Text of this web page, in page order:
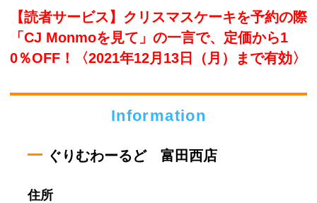
【読者サービス】クリスマスケーキを予約の際
「CJ Monmoを見て」の一言で、定価から1
0％OFF！〈2021年12月13日（月）まで有効〉
Information
ぐりむわーるど 富田西店
住所